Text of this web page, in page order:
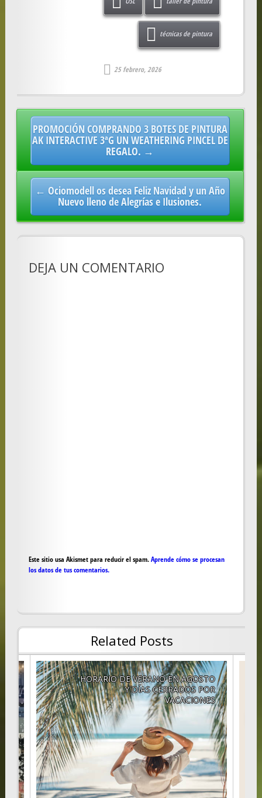
técnicas de pintura
25 febrero, 2026
Post
navigation
PROMOCIÓN COMPRANDO 3 BOTES DE PINTURA
AK INTERACTIVE 3ªG UN WEATHERING PINCEL DE
REGALO. →
← Ociomodell os desea Feliz Navidad y un Año
Nuevo lleno de Alegrías e Ilusiones.
DEJA UN COMENTARIO
Este sitio usa Akismet para reducir el spam.Aprende cómo se procesan
los datos de tus comentarios.
Related Posts
HORARIO DE VERANO EN AGOSTO
Y DÍAS CERRADOS POR
VACACIONES